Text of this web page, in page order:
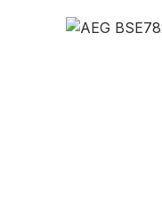
Bildergalerie